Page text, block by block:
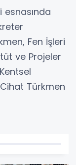
esnasında
Fen İşleri
ve Projeler
Türkmen